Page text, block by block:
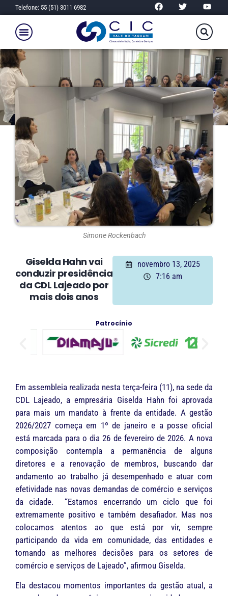
Telefone: 55 (51) 3011 6982
Simone Rockenbach
Giselda Hahn vai
conduzir presidência
da CDL Lajeado por
mais dois anos
novembro 13, 2025
7:16 am
Patrocínio
Em assembleia realizada nesta terça-feira (11), na sede da
CDL Lajeado, a empresária Giselda Hahn foi aprovada
para mais um mandato à frente da entidade. A gestão
2026/2027 começa em 1º de janeiro e a posse oficial
está marcada para o dia 26 de fevereiro de 2026. A nova
composição contempla a permanência de alguns
diretores e a renovação de membros, buscando dar
andamento ao trabalho já desempenhado e atuar com
efetividade nas novas demandas de comércio e serviços
da cidade. “Estamos encerrando um ciclo que foi
extremamente positivo e também desafiador. Mas nos
colocamos atentos ao que está por vir, sempre
participando da vida em comunidade, das entidades e
tomando as melhores decisões para os setores de
comércio e serviços de Lajeado”, afirmou Giselda.
Ela destacou momentos importantes da gestão atual, a